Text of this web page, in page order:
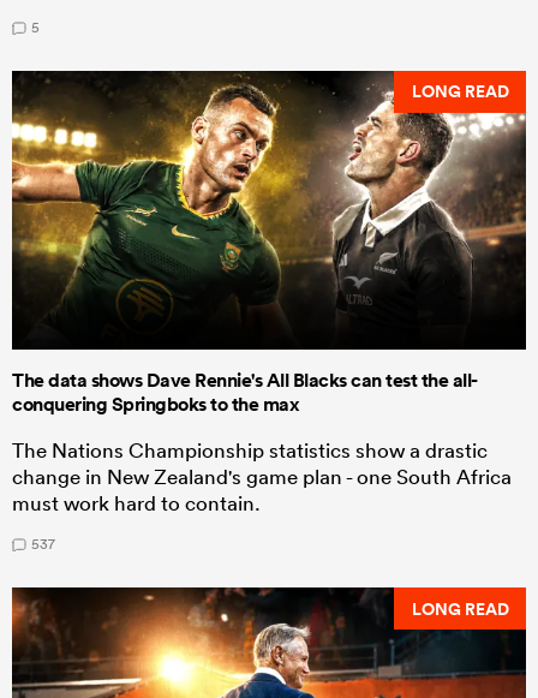
5
LONG READ
The data shows Dave Rennie's All Blacks can test the all-
conquering Springboks to the max
The Nations Championship statistics show a drastic
change in New Zealand's game plan - one South Africa
must work hard to contain.
537
LONG READ